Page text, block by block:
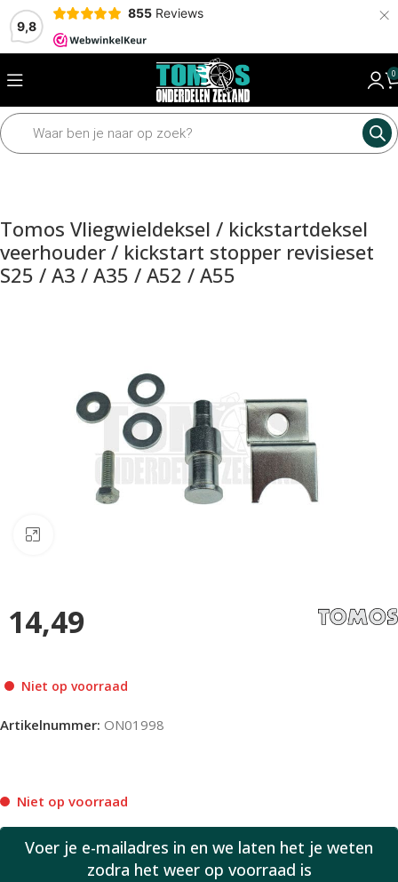
9,8
855 Reviews ×
0
Home Motordelen Diverse motordelen Kickstartdelen
Tomos Vliegwieldeksel / kickstartdeksel
veerhouder / kickstart stopper revisieset
S25 / A3 / A35 / A52 / A55
14,49
Niet op voorraad
Artikelnummer: ON01998
Niet op voorraad
Voer je e-mailadres in en we laten het je weten
zodra het weer op voorraad is